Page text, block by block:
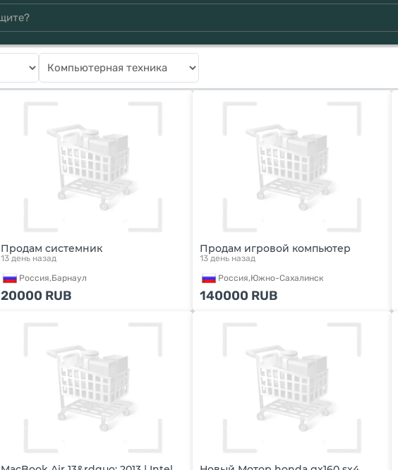
Продам системник
13 день назад
Россия,Барнаул
20000 RUB
Продам игровой компьютер
13 день назад
Россия,Южно-Сахалинск
140000 RUB